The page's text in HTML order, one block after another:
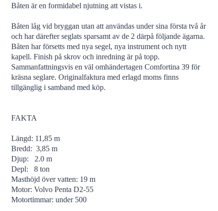
Båten är en formidabel njutning att vistas i.
Båten låg vid bryggan utan att användas under sina första två år
och har därefter seglats sparsamt av de 2 därpå följande ägarna.
Båten har försetts med nya segel, nya instrument och nytt
kapell. Finish på skrov och inredning är på topp.
Sammanfattningsvis en väl omhändertagen Comfortina 39 för
kräsna seglare. Originalfaktura med erlagd moms finns
tillgänglig i samband med köp.
FAKTA
Längd: 11,85 m
Bredd: 3,85 m
Djup: 2.0 m
Depl: 8 ton
Masthöjd över vatten: 19 m
Motor: Volvo Penta D2-55
Motortimmar: under 500